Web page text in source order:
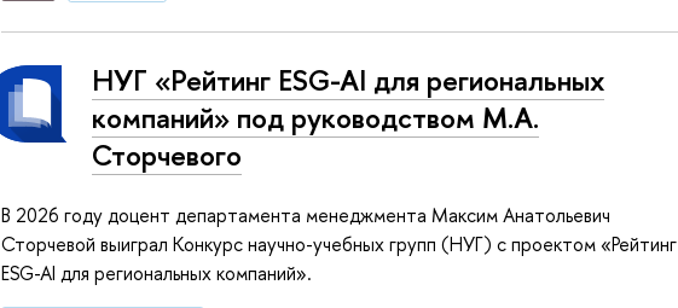
НУГ «Рейтинг ESG-AI для региональных
компаний» под руководством М.А.
Сторчевого
В 2026 году доцент департамента менеджмента Максим Анатольевич
Сторчевой выиграл Конкурс научно-учебных групп (НУГ) с проектом «Рейтинг
ESG-AI для региональных компаний».